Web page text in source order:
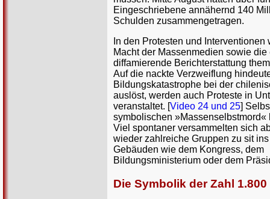
Eingeschriebene annähernd 140
Schulden zusammengetragen.
In den Protesten und Interventionen
Macht der Massenmedien sowie
diffamierende Berichterstattung
Auf die nackte Verzweiflung
Bildungskatastrophe bei der
auslöst, werden auch Proteste in
veranstaltet. [Video 24 und 25]
symbolischen »Massenselbstmord«
Viel spontaner versammelten sich
wieder zahlreiche Gruppen zu sit
Gebäuden wie dem Kongress, dem
Bildungsministerium oder dem
Die Symbolik der Zahl 1.800